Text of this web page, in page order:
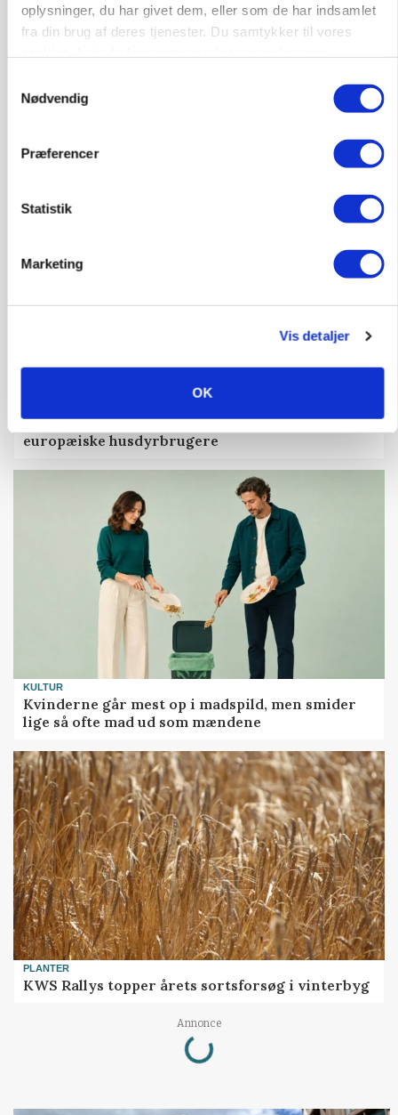
oplysninger, du har givet dem, eller som de har indsamlet
fra din brug af deres tjenester. Du samtykker til vores
Nødvendig
Præferencer
Statistik
Marketing
Vis detaljer
OK
MARKED
konkurrence
Fugleinfluenza: Udvikling vækker bekymring hos
europæiske husdyrbrugere
KULTUR
Kvinderne går mest op i madspild, men smider
lige så ofte mad ud som mændene
PLANTER
KWS Rallys topper årets sortsforsøg i vinterbyg
Annonce
Loading...